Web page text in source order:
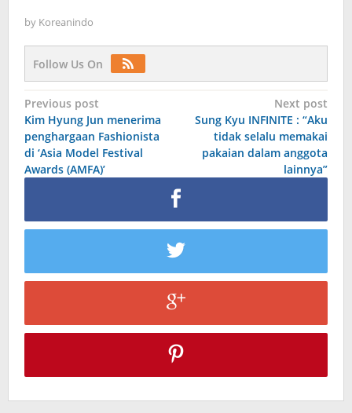
by Koreanindo
Follow Us On
Post
navigation
Previous post
Kim Hyung Jun menerima
penghargaan Fashionista
di ‘Asia Model Festival
Awards (AMFA)’
Next post
Sung Kyu INFINITE : “Aku
tidak selalu memakai
pakaian dalam anggota
lainnya”